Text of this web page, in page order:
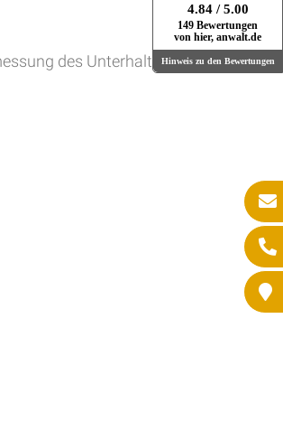
des Unterhalts für ein
4.84 / 5.00
149 Bewertungen
von hier, anwalt.de
Hinweis zu den Bewertungen